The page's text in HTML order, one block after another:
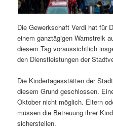
Die Gewerkschaft Verdi hat für
einem ganztägigen Warnstreik
diesem Tag voraussichtlich
den Dienstleistungen der
Die Kindertagesstätten der
diesem Grund geschlossen.
Oktober nicht möglich. Eltern
müssen die Betreuung ihrer
sicherstellen.